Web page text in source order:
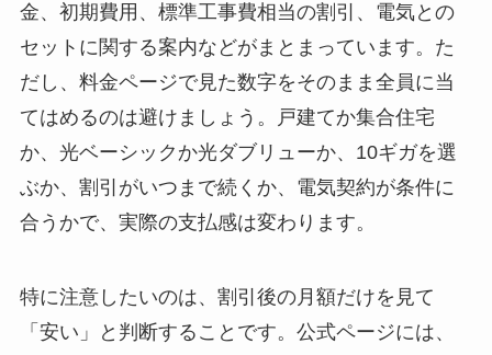
金、初期費用、標準工事費相当の割引、電気との
セットに関する案内などがまとまっています。た
だし、料金ページで見た数字をそのまま全員に当
てはめるのは避けましょう。戸建てか集合住宅
か、光ベーシックか光ダブリューか、10ギガを選
ぶか、割引がいつまで続くか、電気契約が条件に
合うかで、実際の支払感は変わります。
特に注意したいのは、割引後の月額だけを見て
「安い」と判断することです。公式ページには、